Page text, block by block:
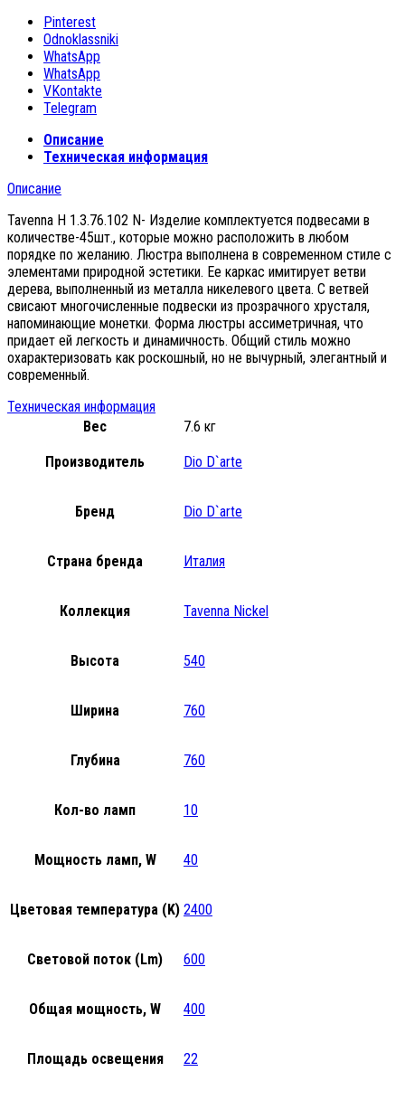
Pinterest
Odnoklassniki
WhatsApp
WhatsApp
VKontakte
Telegram
Описание
Техническая информация
Описание
Tavenna H 1.3.76.102 N- Изделие комплектуется подвесами в
количестве-45шт., которые можно расположить в любом
порядке по желанию. Люстра выполнена в современном стиле с
элементами природной эстетики. Ее каркас имитирует ветви
дерева, выполненный из металла никелевого цвета. С ветвей
свисают многочисленные подвески из прозрачного хрусталя,
напоминающие монетки. Форма люстры ассиметричная, что
придает ей легкость и динамичность. Общий стиль можно
охарактеризовать как роскошный, но не вычурный, элегантный и
современный.
Техническая информация
Вес
7.6 кг
Производитель Dio D`arte
Бренд Dio D`arte
Страна бренда Италия
Коллекция Tavenna Nickel
Высота 540
Ширина 760
Глубина 760
Кол-во ламп 10
Мощность ламп, W 40
Цветовая температура (K) 2400
Световой поток (Lm) 600
Общая мощность, W 400
Площадь освещения 22